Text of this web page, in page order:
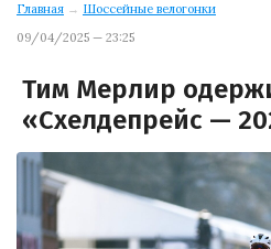
Главная → Шоссейные велогонки
09/04/2025 — 23:25
Тим Мерлир
«Схелдепрейс —